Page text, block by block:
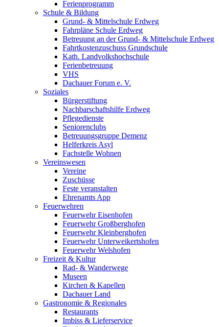
Ferienprogramm
Schule & Bildung
Grund- & Mittelschule Erdweg
Fahrpläne Schule Erdweg
Betreuung an der Grund- & Mittelschule Erdweg
Fahrtkostenzuschuss Grundschule
Kath. Landvolkshochschule
Ferienbetreuung
VHS
Dachauer Forum e. V.
Soziales
Bürgerstiftung
Nachbarschaftshilfe Erdweg
Pflegedienste
Seniorenclubs
Betreuungsgruppe Demenz
Helferkreis Asyl
Fachstelle Wohnen
Vereinswesen
Vereine
Zuschüsse
Feste veranstalten
Ehrenamts App
Feuerwehren
Feuerwehr Eisenhofen
Feuerwehr Großberghofen
Feuerwehr Kleinberghofen
Feuerwehr Unterweikertshofen
Feuerwehr Welshofen
Freizeit & Kultur
Rad- & Wanderwege
Museen
Kirchen & Kapellen
Dachauer Land
Gastronomie & Regionales
Restaurants
Imbiss & Lieferservice